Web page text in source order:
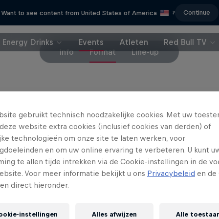
Want to see content from United States of America ? Continue
Energy Drinks Events Atleten
Red Bull TV
Info
Format Line-up
Nazaré Big Wave Challenge is het podium
big wave surfen in de tow-in discipline.
competitie werken de deelnemers samenin
golven te surfenin Praia do Norte in
de thuisbasis van de grootste golven ter wereld,
Surfing wereldrecord.
. De
gebruikt technisch noodzakelijke cookies. Met uw
website extra cookies (inclusief cookies van derden) of
technologieën om onze site te laten werken, voor
en om uw online ervaring te verbeteren. U kunt
te allen tijde intrekken via de Cookie-instellingen in de
Voor meer informatie bekijkt u ons Privacybeleid en de
direct hieronder.
instellingen Alles afwijzen Alle